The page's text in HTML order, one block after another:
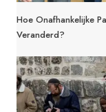
Hoe Onafhankelijke
Veranderd?